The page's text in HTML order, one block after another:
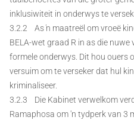
inklusiwiteit in onderwys te
3.2.2 As ŉ maatreël om vroeë
BELA-wet graad R in as die
formele onderwys. Dit hou ouers
versuim om te verseker dat hul
kriminaliseer.
3.2.3 Die Kabinet verwelkom
Ramaphosa om 'n tydperk van 3